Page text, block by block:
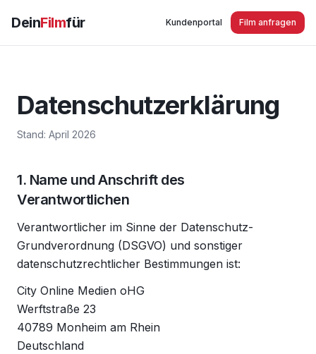
DeinFilmfür Kundenportal Film anfragen
Datenschutzerklärung
Stand: April 2026
1. Name und Anschrift des
Verantwortlichen
Verantwortlicher im Sinne der Datenschutz-
Grundverordnung (DSGVO) und sonstiger
datenschutzrechtlicher Bestimmungen ist:
City Online Medien oHG
Werftstraße 23
40789 Monheim am Rhein
Deutschland